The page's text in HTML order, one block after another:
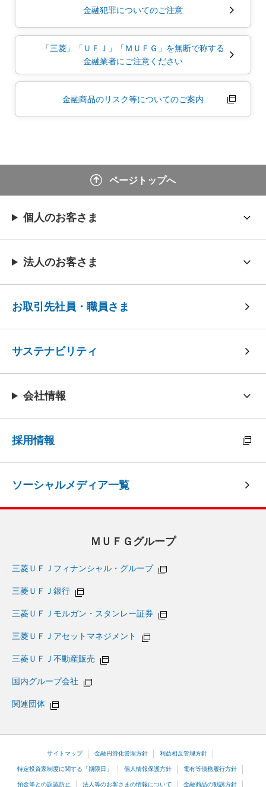
金融犯罪についてのご注意
「三菱」「ＵＦＪ」「ＭＵＦＧ」を無断で称する
金融業者にご注意ください
金融商品のリスク等についてのご案内
ページトップへ
個人のお客さま
法人のお客さま
お取引先社員・職員さま
サステナビリティ
会社情報
採用情報
ソーシャルメディア一覧
ＭＵＦＧグループ
三菱ＵＦＪフィナンシャル・グループ
三菱ＵＦＪ銀行
三菱ＵＦＪモルガン・スタンレー証券
三菱ＵＦＪアセットマネジメント
三菱ＵＦＪ不動産販売
国内グループ会社
関連団体
サイトマップ 金融円滑化管理方針 利益相反管理方針
特定投資家制度に関する「期限日」 個人情報保護方針 電有等債務履行方針
預金等との誤認防止 法人等のお客さまの情報について 金融商品の勧誘方針